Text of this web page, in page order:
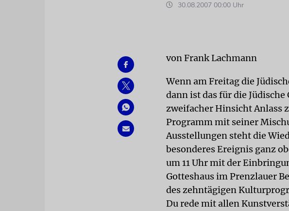
30.08.2007 00:00 Uhr
von Frank Lachmann
Wenn am Freitag die
dann ist das für die
zweifacher Hinsicht Anlass
Programm mit seiner
Ausstellungen steht die
besonderes Ereignis ganz
um 11 Uhr mit der
Gotteshaus im Prenzlauer
des zehntägigen
Du rede mit allen